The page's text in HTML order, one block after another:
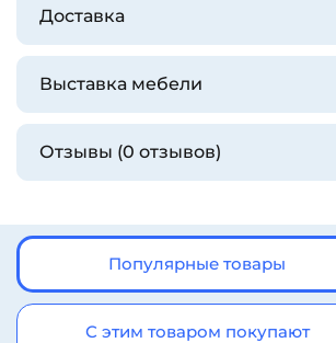
Доставка
Выставка мебели
Отзывы (0 отзывов)
Популярные товары
С этим товаром покупают